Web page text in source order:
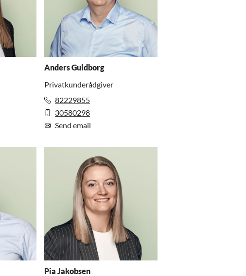
Anders Guldborg
Privatkunderådgiver
82229855
30580298
Send email
Pia Jakobsen